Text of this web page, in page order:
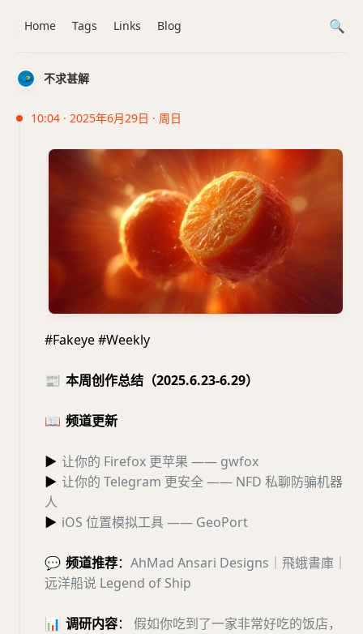
不求甚解
10:04 · 2025年6月29日 · 周日
#Fakeye #Weekly
📰 本周创作总结（2025.6.23-6.29）
📖 频道更新
▶ 让你的 Firefox 更苹果 —— gwfox
▶ 让你的 Telegram 更安全 —— NFD 私聊防骗机器
人
▶ iOS 位置模拟工具 —— GeoPort
💬 频道推荐： AhMad Ansari Designs｜飛蛾書庫｜
远洋船说 Legend of Ship
📊 调研内容： 假如你吃到了一家非常好吃的饭店，
Home Tags Links Blog